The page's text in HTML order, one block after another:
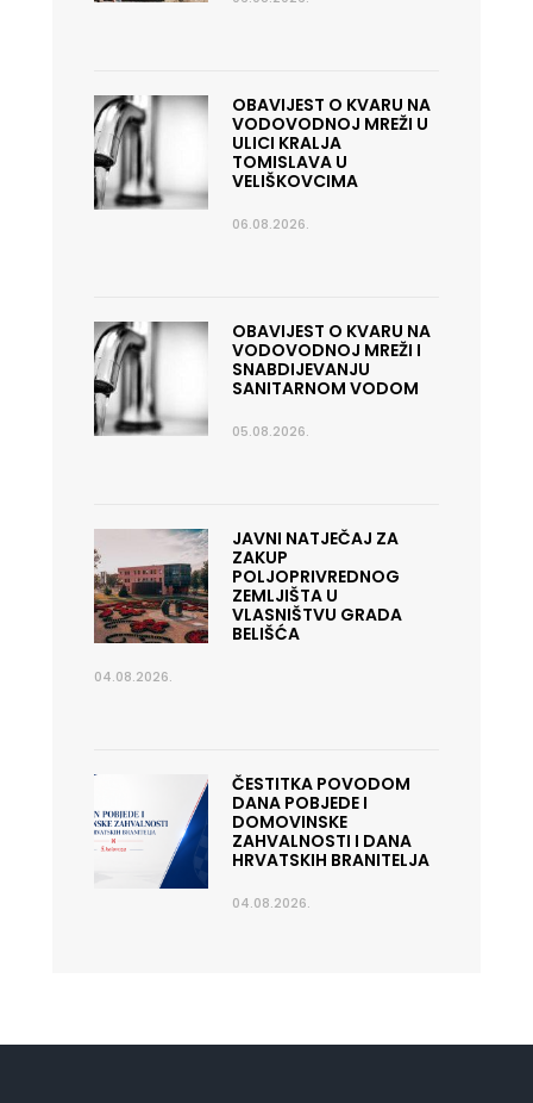
OBAVIJEST O KVARU NA
VODOVODNOJ MREŽI U
ULICI KRALJA
TOMISLAVA U
VELIŠKOVCIMA
06.08.2026.
OBAVIJEST O KVARU NA
VODOVODNOJ MREŽI I
SNABDIJEVANJU
SANITARNOM VODOM
05.08.2026.
JAVNI NATJEČAJ ZA
ZAKUP
POLJOPRIVREDNOG
ZEMLJIŠTA U
VLASNIŠTVU GRADA
BELIŠĆA
04.08.2026.
ČESTITKA POVODOM
DANA POBJEDE I
DOMOVINSKE
ZAHVALNOSTI I DANA
HRVATSKIH BRANITELJA
04.08.2026.